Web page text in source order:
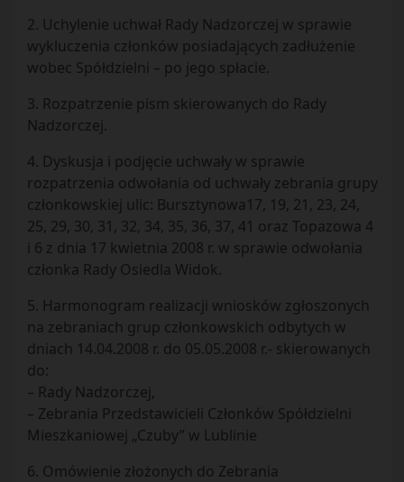
2. Uchylenie uchwał Rady Nadzorczej w sprawie
wykluczenia członków posiadających zadłużenie
wobec Spółdzielni – po jego spłacie.
3. Rozpatrzenie pism skierowanych do Rady
Nadzorczej.
4. Dyskusja i podjęcie uchwały w sprawie
rozpatrzenia odwołania od uchwały zebrania grupy
członkowskiej ulic: Bursztynowa17, 19, 21, 23, 24,
25, 29, 30, 31, 32, 34, 35, 36, 37, 41 oraz Topazowa 4
i 6 z dnia 17 kwietnia 2008 r. w sprawie odwołania
członka Rady Osiedla Widok.
5. Harmonogram realizacji wniosków zgłoszonych
na zebraniach grup członkowskich odbytych w
dniach 14.04.2008 r. do 05.05.2008 r.- skierowanych
do:
– Rady Nadzorczej,
– Zebrania Przedstawicieli Członków Spółdzielni
Mieszkaniowej „Czuby” w Lublinie
6. Omówienie złożonych do Zebrania